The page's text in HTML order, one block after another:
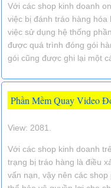
Với các shop kinh doanh
việc bị đánh tráo hàng
việc sử dụng hệ thống
được quá trình đóng gói
gói cũng được ghi lại một
Phần Mềm Quay Video
View: 2081.
Với các shop kinh doanh
trạng bị tráo hàng là điều
vấn nạn, vậy nên các